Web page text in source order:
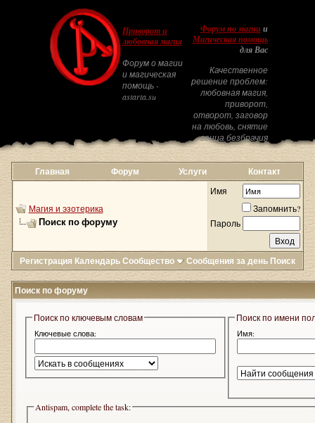
Приворот и
любовная магия
Форум о магии
и магическая
помощь -
astarta.su
Форум по магиии
Магическая помощь
для Вас
Качественное
решение проблем:
любовная магия,
приворот,
отворот, заговор
на любовь, снятие
венца безбрачия
Главная Форум Услуги Контакт
Магия и эзотерика
Поиск по форуму
Имя
Запомнить?
Пароль
Регистрация КалендарьСообщество Сообщения за день Поиск
Поиск по форуму
Поиск по ключевым словам
Ключевые слова:
Поиск по имени
Имя:
Antispam, complete the task: